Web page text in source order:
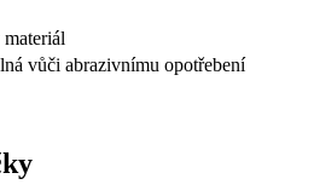
vůči abrazivnímu opotřebení